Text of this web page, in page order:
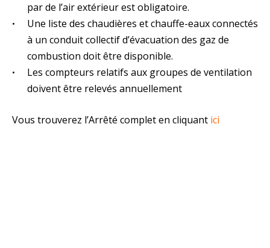
par de l’air extérieur est obligatoire.
Une liste des chaudières et chauffe-eaux connectés
à un conduit collectif d’évacuation des gaz de
combustion doit être disponible.
Les compteurs relatifs aux groupes de ventilation
doivent être relevés annuellement
Vous trouverez l’Arrêté complet en cliquant ici